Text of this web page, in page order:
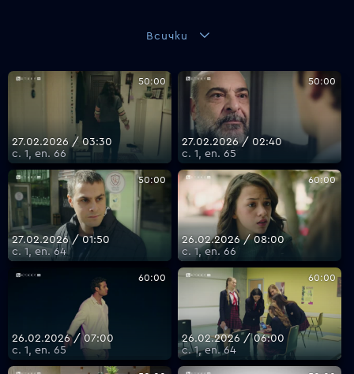
Всички
50:00
27.02.2026 / 03:30
с. 1, еп. 66
50:00
27.02.2026 / 02:40
с. 1, еп. 65
50:00
27.02.2026 / 01:50
с. 1, еп. 64
60:00
26.02.2026 / 08:00
с. 1, еп. 66
60:00
26.02.2026 / 07:00
с. 1, еп. 65
60:00
26.02.2026 / 06:00
с. 1, еп. 64